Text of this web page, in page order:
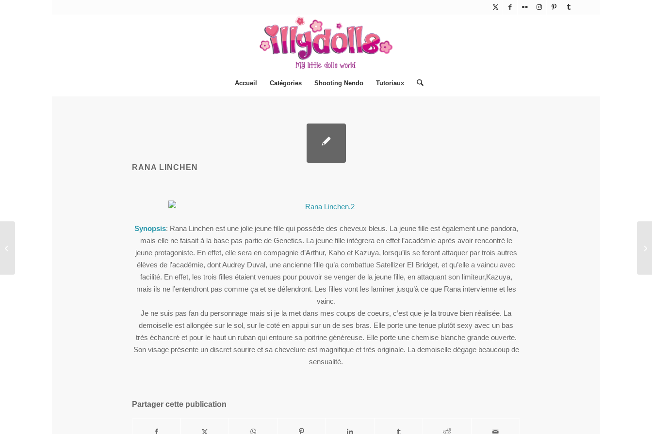
Accueil Catégories Shooting Nendo Tutoriaux
RANA LINCHEN
Synopsis: Rana Linchen est une jolie jeune fille qui possède des cheveux bleus. La jeune fille est également une pandora,
mais elle ne faisait à la base pas partie de Genetics. La jeune fille intégrera en effet l’académie après avoir rencontré le
jeune protagoniste. En effet, elle sera en compagnie d’Arthur, Kaho et Kazuya, lorsqu’ils se feront attaquer par trois autres
élèves de l’académie, dont Audrey Duval, une ancienne fille qu’a combattue Satellizer El Bridget, et qu’elle a vaincu avec
facilité. En effet, les trois filles étaient venues pour pouvoir se venger de la jeune fille, en attaquant son limiteur,Kazuya,
mais ils ne l’entendront pas comme ça et se défendront. Les filles vont les laminer jusqu’à ce que Rana intervienne et les
vainc.
Je ne suis pas fan du personnage mais si je la met dans mes coups de coeurs, c’est que je la trouve bien réalisée. La
demoiselle est allongée sur le sol, sur le coté en appui sur un de ses bras. Elle porte une tenue plutôt sexy avec un bas
très échancré et pour le haut un ruban qui entoure sa poitrine généreuse. Elle porte une chemise blanche grande ouverte.
Son visage présente un discret sourire et sa chevelure est magnifique et très originale. La demoiselle dégage beaucoup de
sensualité.
Partager cette publication